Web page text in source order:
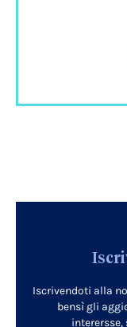
Iscrivendoti alla
bensì gli